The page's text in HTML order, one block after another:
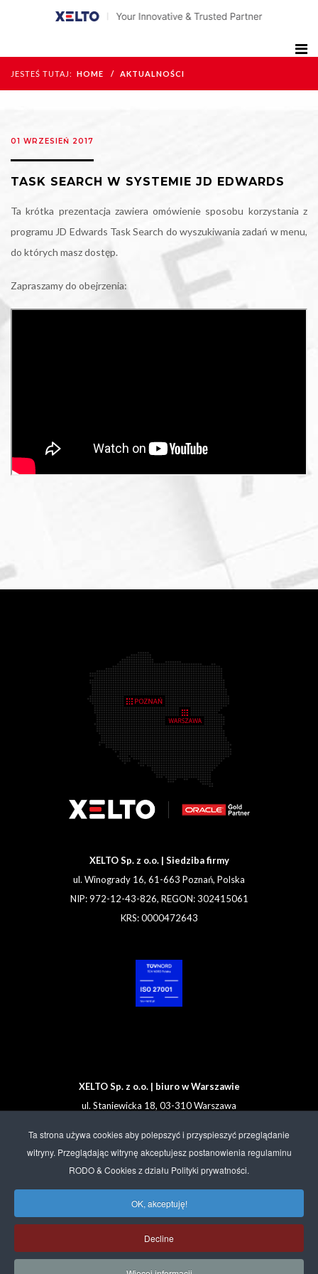
JESTEŚ TUTAJ: HOME AKTUALNOŚCI
01 WRZESIEŃ 2017
TASK SEARCH W SYSTEMIE JD EDWARDS
Ta krótka prezentacja zawiera omówienie sposobu korzystania z
programu JD Edwards Task Search do wyszukiwania zadań w menu,
do których masz dostęp.
Zapraszamy do obejrzenia:
XELTO Sp. z o.o. | Siedziba firmy
ul. Winogrady 16, 61-663 Poznań, Polska
NIP: 972-12-43-826, REGON: 302415061
KRS: 0000472643
XELTO Sp. z o.o. | biuro w Warszawie
ul. Staniewicka 18, 03-310 Warszawa
Administracja:office@xelto.com
Ta strona używa cookies aby polepszyć i przyspieszyć przeglądanie
witryny. Przeglądając witrynę akceptujesz postanowienia regulaminu
RODO & Cookies z działu Polityki prywatności.
OK, akceptuję!
Decline